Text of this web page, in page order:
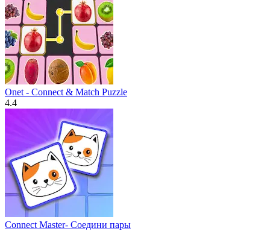
Onet - Connect & Match Puzzle
4.4
Connect Master- Cоедини пары